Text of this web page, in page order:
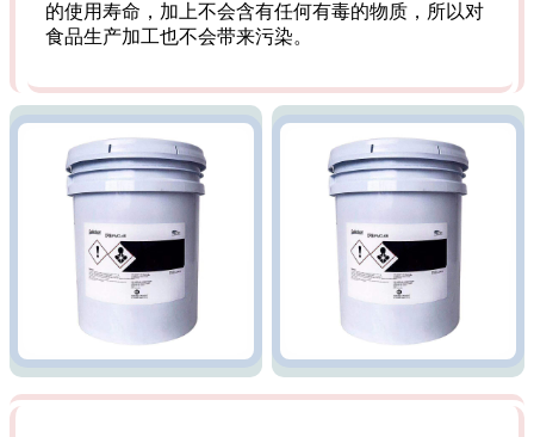
的使用寿命，加上不会含有任何有毒的物质，所以对
食品生产加工也不会带来污染。